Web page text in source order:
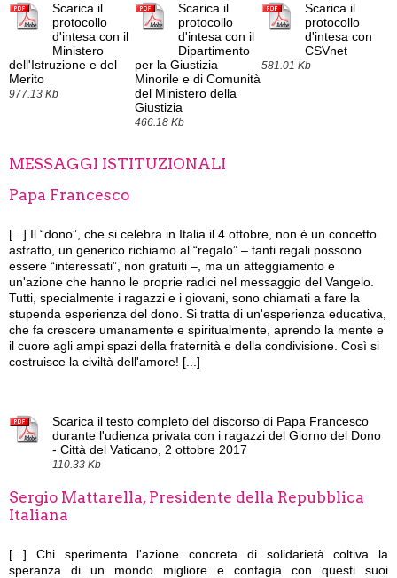
Scarica il
protocollo
d'intesa con il
Ministero
dell'Istruzione e del
Merito
977.13 Kb
Scarica il
protocollo
d'intesa con il
Dipartimento
per la Giustizia
Minorile e di Comunità
del Ministero della
Giustizia
466.18 Kb
Scarica il
protocollo
d'intesa con
CSVnet
581.01 Kb
MESSAGGI ISTITUZIONALI
Papa Francesco
[...] Il “dono”, che si celebra in Italia il 4 ottobre, non è un concetto
astratto, un generico richiamo al “regalo” – tanti regali possono
essere “interessati”, non gratuiti –, ma un atteggiamento e
un'azione che hanno le proprie radici nel messaggio del Vangelo.
Tutti, specialmente i ragazzi e i giovani, sono chiamati a fare la
stupenda esperienza del dono. Si tratta di un'esperienza educativa,
che fa crescere umanamente e spiritualmente, aprendo la mente e
il cuore agli ampi spazi della fraternità e della condivisione. Così si
costruisce la civiltà dell'amore! [...]
Scarica il testo completo del discorso di Papa Francesco
durante l'udienza privata con i ragazzi del Giorno del Dono
- Città del Vaticano, 2 ottobre 2017
110.33 Kb
Sergio Mattarella, Presidente della Repubblica
Italiana
[...] Chi sperimenta l'azione concreta di solidarietà coltiva la
speranza di un mondo migliore e contagia con questi suoi